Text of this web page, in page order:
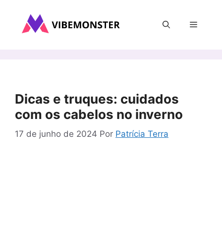
Menu
Dicas e truques: cuidados
com os cabelos no inverno
17 de junho de 2024 Por Patrícia Terra